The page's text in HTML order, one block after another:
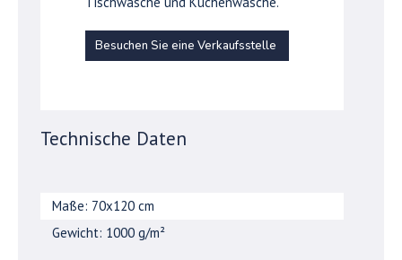
Besuchen Sie eine Verkaufsstelle
Technische Daten
Maße: 70x120 cm
Gewicht: 1000 g/m²